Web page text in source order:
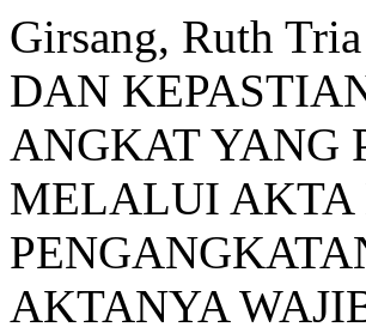
Girsang, Ruth
DAN
ANGKAT YANG
MELALUI AKTA
AKTANYA